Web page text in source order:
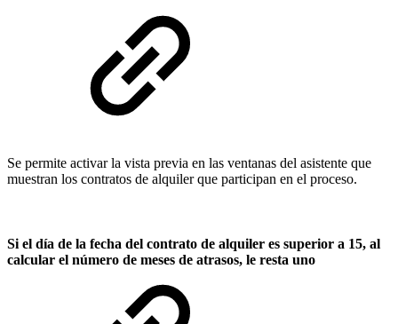
Se permite activar la vista previa en las ventanas del asistente que
muestran los contratos de alquiler que participan en el proceso.
Si el día de la fecha del contrato de alquiler es superior a 15, al
calcular el número de meses de atrasos, le resta uno